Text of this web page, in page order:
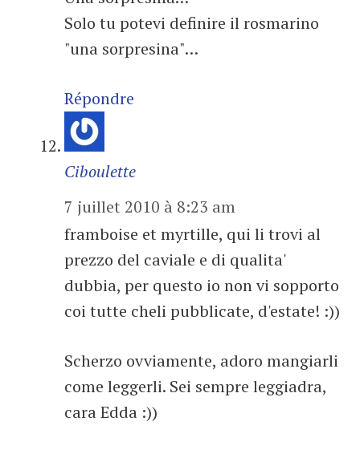
Solo tu potevi definire il rosmarino
"una sorpresina"…
Répondre
Ciboulette
7 juillet 2010 à 8:23 am
framboise et myrtille, qui li trovi al
prezzo del caviale e di qualita'
dubbia, per questo io non vi sopporto
coi tutte cheli pubblicate, d'estate! :))
Scherzo ovviamente, adoro mangiarli
come leggerli. Sei sempre leggiadra,
cara Edda :))